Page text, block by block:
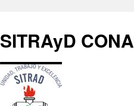
contenido
SITRAyD